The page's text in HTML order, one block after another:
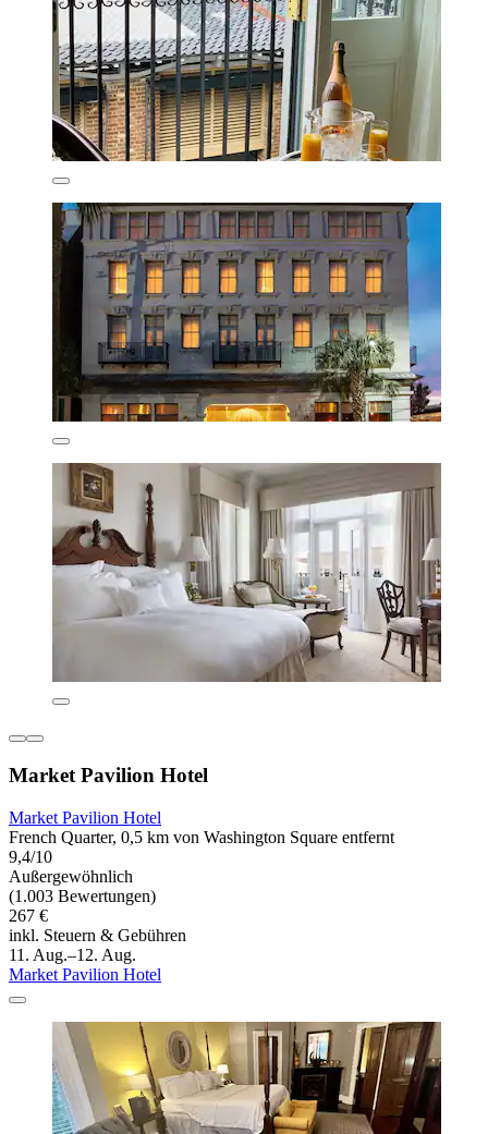
Market Pavilion Hotel
Market Pavilion Hotel
French Quarter, 0,5 km von Washington Square entfernt
9,4/10
Außergewöhnlich
(1.003 Bewertungen)
267 €
inkl. Steuern & Gebühren
11. Aug.–12. Aug.
Market Pavilion Hotel